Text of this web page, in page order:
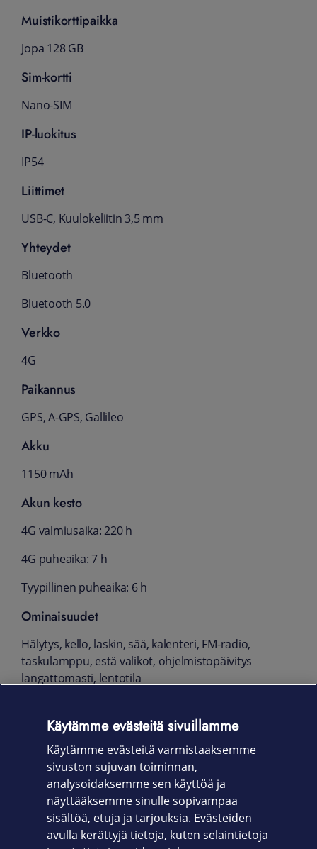
Muistikorttipaikka
Jopa 128 GB
Sim-kortti
Nano-SIM
IP-luokitus
IP54
Liittimet
USB-C, Kuulokeliitin 3,5 mm
Yhteydet
Bluetooth
Bluetooth 5.0
Verkko
4G
Paikannus
GPS, A-GPS, Gallileo
Akku
1150 mAh
Akun kesto
4G valmiusaika: 220 h
4G puheaika: 7 h
Tyypillinen puheaika: 6 h
Ominaisuudet
Hälytys, kello, laskin, sää, kalenteri, FM-radio,
taskulamppu, estä valikot, ohjelmistopäivitys
langattomasti, lentotila
Doro Leva L31s puhelin, pöytälaturi,
käyttöohje
Takuu
24 kk
Käytämme evästeitä sivuillamme
Käytämme evästeitä varmistaaksemme
sivuston sujuvan toiminnan,
analysoidaksemme sen käyttöä ja
näyttääksemme sinulle sopivampaa
sisältöä, etuja ja tarjouksia. Evästeiden
avulla kerättyjä tietoja, kuten selaintietoja